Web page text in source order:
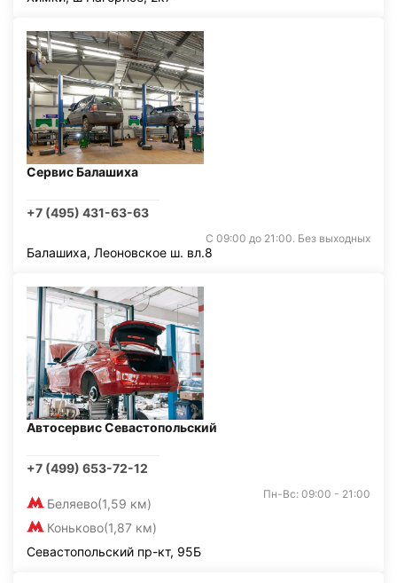
Сервис Балашиха
+7 (495) 431-63-63
С 09:00 до 21:00. Без выходных
Балашиха, Леоновское ш. вл.8
Автосервис Севастопольский
+7 (499) 653-72-12
Беляево(1,59 км)
Коньково(1,87 км)
Пн-Вс: 09:00 - 21:00
Севастопольский пр-кт, 95Б